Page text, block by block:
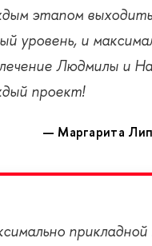
этапом
уровень, и
Людмилы и
проект!
— Маргарита
прикладной